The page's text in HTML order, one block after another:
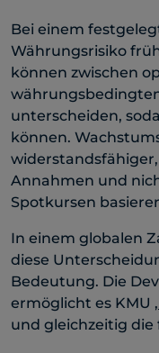
Bei einem
Währungsrisiko
können zwischen
unterscheiden,
können.
Annahmen und
Spotkursen
In einem globalen
diese
Bedeutung. Die
ermöglicht es KMU
und gleichzeitig die